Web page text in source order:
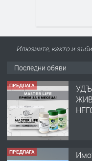
Илюзиите, както и
Последни обяви
ПРЕДЛАГА
ПРЕДЛАГА